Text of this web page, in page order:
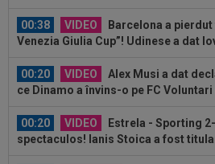
00:38 VIDEO
Barcelona a
Venezia Giulia Cup”! Udinese a dat
00:20 VIDEO
Alex Musi a dat
ce Dinamo a învins-o pe FC Voluntari
00:20 VIDEO
Estrela - Sporting
spectaculos! Ianis Stoica a fost